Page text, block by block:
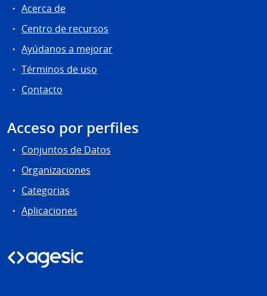
Acerca de
Centro de recursos
Ayúdanos a mejorar
Términos de uso
Contacto
Acceso por perfiles
Conjuntos de Datos
Organizaciones
Categorias
Aplicaciones